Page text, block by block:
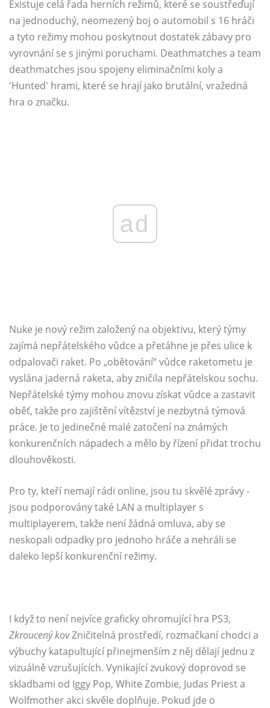
Existuje celá řada herních režimů, které se soustřeďují
na jednoduchý, neomezený boj o automobil s 16 hráči
a tyto režimy mohou poskytnout dostatek zábavy pro
vyrovnání se s jinými poruchami. Deathmatches a team
deathmatches jsou spojeny eliminačními koly a
'Hunted' hrami, které se hrají jako brutální, vražedná
hra o značku.
ad
Nuke je nový režim založený na objektivu, který týmy
zajímá nepřátelského vůdce a přetáhne je přes ulice k
odpalovači raket. Po „obětování“ vůdce raketometu je
vyslána jaderná raketa, aby zničila nepřátelskou sochu.
Nepřátelské týmy mohou znovu získat vůdce a zastavit
oběť, takže pro zajištění vítězství je nezbytná týmová
práce. Je to jedinečné malé zatočení na známých
konkurenčních nápadech a mělo by řízení přidat trochu
dlouhověkosti.
Pro ty, kteří nemají rádi online, jsou tu skvělé zprávy -
jsou podporovány také LAN a multiplayer s
multiplayerem, takže není žádná omluva, aby se
neskopali odpadky pro jednoho hráče a nehráli se
daleko lepší konkurenční režimy.
I když to není nejvíce graficky ohromující hra PS3,
Zkroucený kovZničitelná prostředí, rozmačkaní chodci a
výbuchy katapultující přinejmenším z něj dělají jednu z
vizuálně vzrušujících. Vynikající zvukový doprovod se
skladbami od Iggy Pop, White Zombie, Judas Priest a
Wolfmother akci skvěle doplňuje. Pokud jde o